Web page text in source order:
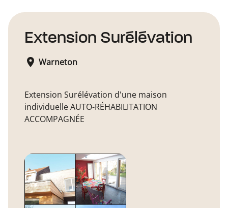
Extension Surélévation
Warneton
Extension Surélévation d'une maison
individuelle AUTO-RÉHABILITATION
ACCOMPAGNÉE